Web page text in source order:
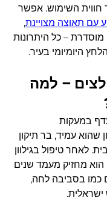
חווית השימוש. אפשר
עם תאוצה מצויינת,
מוסדרת – כל היתרונות
היומיומי בעיר.
– למה
במעקות
שהוא עמיד, בר תיקון
לאחר טיפול בגילוון
הוא מחזיק מעמד שנים
כמו בסביבה לחה,
ישראלית.